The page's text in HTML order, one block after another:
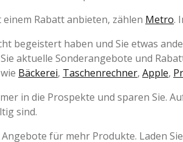
Rabatt anbieten, zählen Metro.
begeistert haben und Sie etwas
aktuelle Sonderangebote und
Bäckerei, Taschenrechner, Apple,
in die Prospekte und sparen Sie.
sind.
für mehr Produkte. Laden